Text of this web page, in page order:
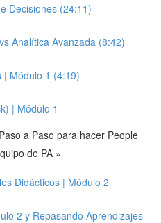
Decisiones (24:11)
Analítica Avanzada (8:42)
| Módulo 1 (4:19)
| Módulo 1
a Paso para hacer People
de PA »
Didácticos | Módulo 2
2 y Repasando Aprendizajes